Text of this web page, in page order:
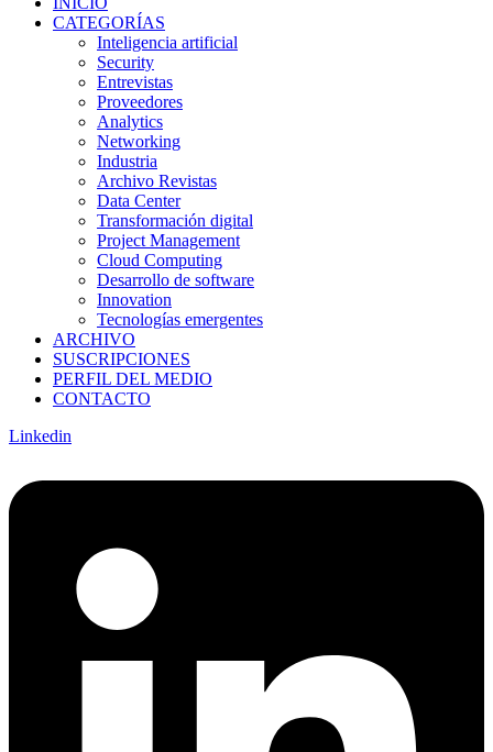
CATEGORÍAS
Inteligencia artificial
Security
Entrevistas
Proveedores
Analytics
Networking
Industria
Archivo Revistas
Data Center
Transformación digital
Project Management
Cloud Computing
Desarrollo de software
Innovation
Tecnologías emergentes
ARCHIVO
SUSCRIPCIONES
PERFIL DEL MEDIO
CONTACTO
Linkedin